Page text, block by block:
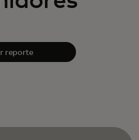
reporte